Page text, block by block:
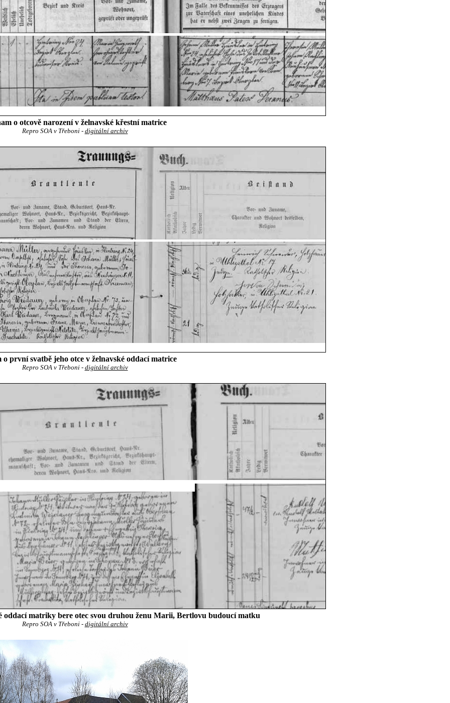
o otcově narození v želnavské křestní matrice
Repro SOA v Třeboni - digitální archiv
o první svatbě jeho otce v želnavské oddací matrice
Repro SOA v Třeboni - digitální archiv
oddací matriky bere otec svou druhou ženu Marii, Bertlovu budoucí matku
Repro SOA v Třeboni - digitální archiv